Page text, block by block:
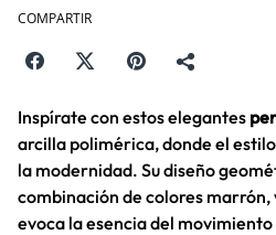
COMPARTIR
Inspírate con estos elegantes
arcilla polimérica, donde el
la modernidad. Su diseño
combinación de colores marrón,
evoca la esencia del